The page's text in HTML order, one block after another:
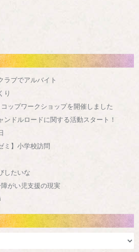
ブでアルバイト
り
コップワークショップを開催しました
ンドルロードに関する活動スタート！
】小学校訪問
したいな
がい児支援の現実